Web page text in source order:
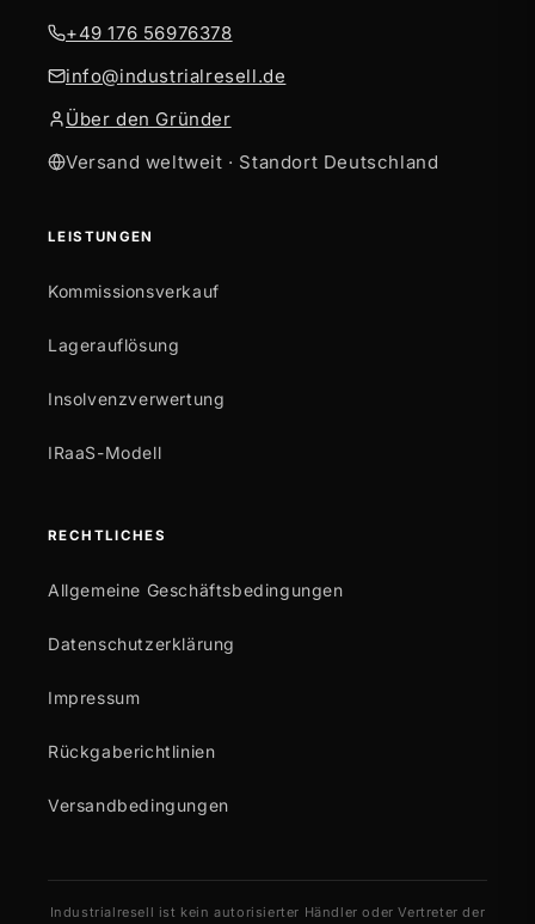
+49 176 56976378
info@industrialresell.de
Über den Gründer
Versand weltweit · Standort Deutschland
LEISTUNGEN
Kommissionsverkauf
Lagerauflösung
Insolvenzverwertung
IRaaS-Modell
RECHTLICHES
Allgemeine Geschäftsbedingungen
Datenschutzerklärung
Impressum
Rückgaberichtlinien
Versandbedingungen
Industrialresell ist kein autorisierter Händler oder Vertreter der